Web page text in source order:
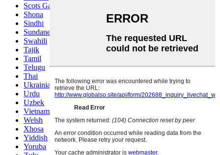
Scots Gaelic
Shona
Sindhi
Sundanese
Swahili
Tajik
Tamil
Telugu
Thai
Ukrainian
Urdu
Uzbek
Vietnamese
Welsh
Xhosa
Yiddish
Yoruba